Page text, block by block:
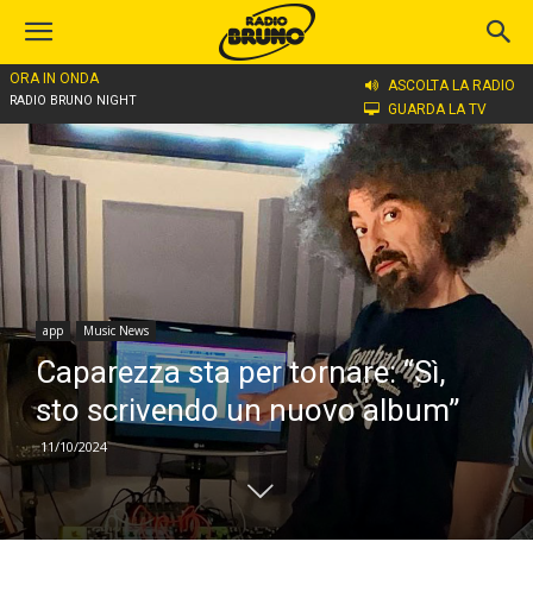
ORA IN ONDA
RADIO BRUNO NIGHT
ASCOLTA LA RADIO
GUARDA LA TV
Home
app Music News
Caparezza sta per tornare: “Sì,
sto scrivendo un nuovo album”
11/10/2024